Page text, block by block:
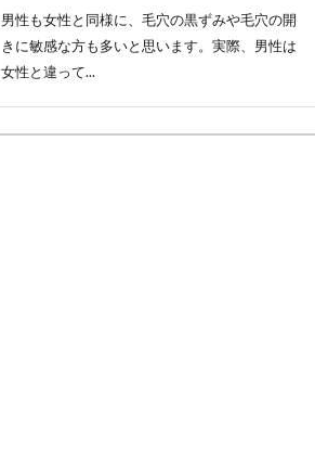
男性も女性と同様に、毛穴の黒ずみや毛穴の開
きに敏感な方も多いと思います。実際、男性は
女性と違って...